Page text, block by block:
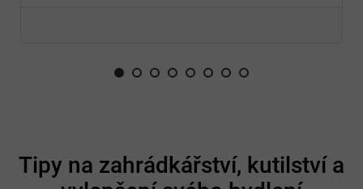
Tipy na zahrádkářství, kutilství a